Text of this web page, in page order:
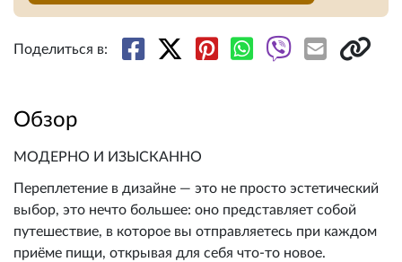
Поделиться в:
Обзор
МОДЕРНО И ИЗЫСКАННО
Переплетение в дизайне — это не просто эстетический
выбор, это нечто большее: оно представляет собой
путешествие, в которое вы отправляетесь при каждом
приёме пищи, открывая для себя что-то новое.